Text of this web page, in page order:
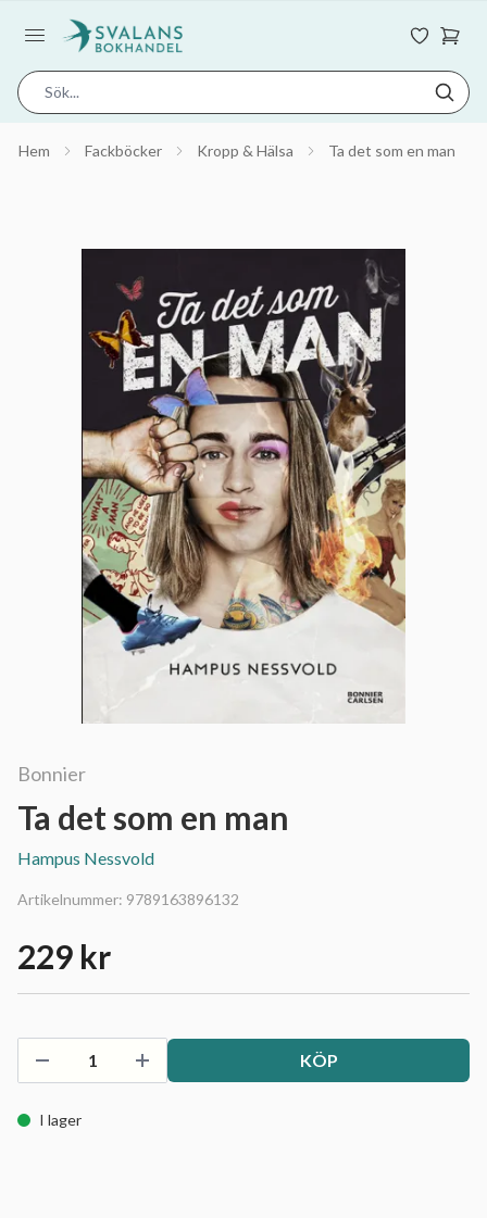
Hem Fackböcker Kropp & Hälsa Ta det som en man
Bonnier
Ta det som en man
Hampus Nessvold
Artikelnummer: 9789163896132
229 kr
KÖP
I lager